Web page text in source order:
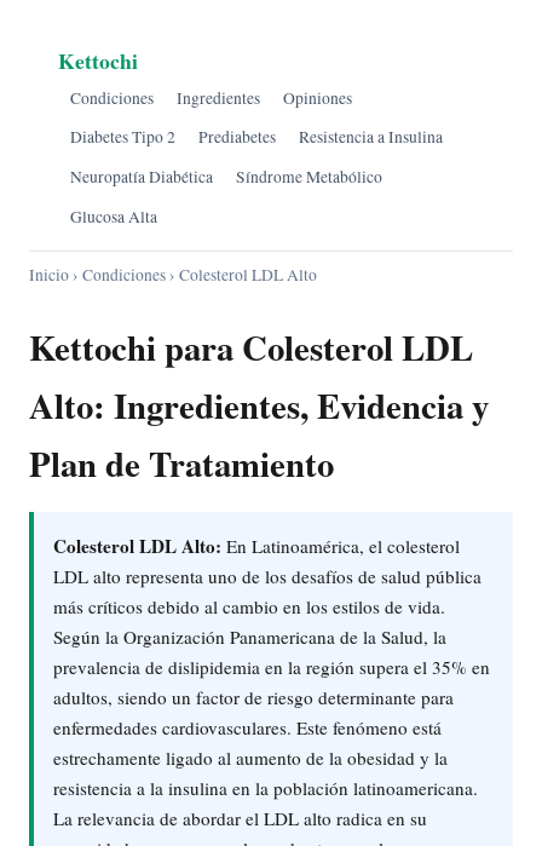
Kettochi
Condiciones Ingredientes
Opiniones
Diabetes Tipo 2
Prediabetes
Resistencia a Insulina
Neuropatía Diabética
Síndrome Metabólico
Glucosa Alta
Inicio› Condiciones› Colesterol LDL Alto
Kettochi para Colesterol LDL
Alto: Ingredientes, Evidencia y
Plan de Tratamiento
Colesterol LDL Alto: En Latinoamérica, el colesterol
LDL alto representa uno de los desafíos de salud pública
más críticos debido al cambio en los estilos de vida.
Según la Organización Panamericana de la Salud, la
prevalencia de dislipidemia en la región supera el 35% en
adultos, siendo un factor de riesgo determinante para
enfermedades cardiovasculares. Este fenómeno está
estrechamente ligado al aumento de la obesidad y la
resistencia a la insulina en la población latinoamericana.
La relevancia de abordar el LDL alto radica en su